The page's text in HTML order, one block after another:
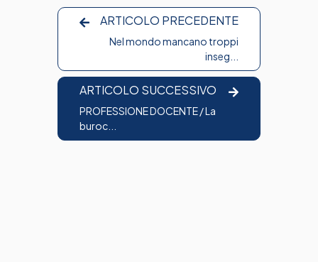
ARTICOLO PRECEDENTE
Nel mondo mancano troppi
inseg...
ARTICOLO SUCCESSIVO
PROFESSIONE DOCENTE / La
buroc...